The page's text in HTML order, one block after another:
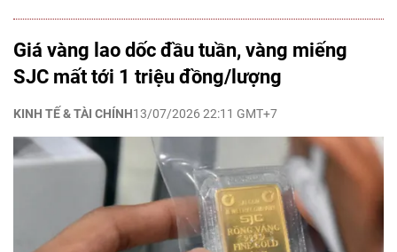
Giá vàng lao dốc đầu tuần, vàng miếng
SJC mất tới 1 triệu đồng/lượng
KINH TẾ & TÀI CHÍNH13/07/2026 22:11 GMT+7